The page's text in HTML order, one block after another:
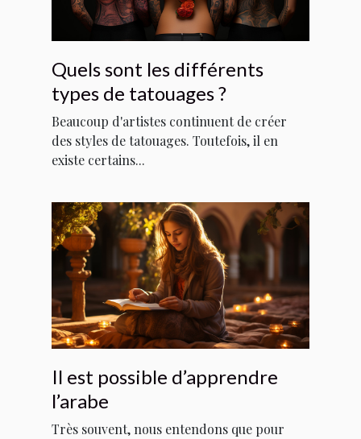
Quels sont les différents
types de tatouages ?
Beaucoup d'artistes continuent de créer
des styles de tatouages. Toutefois, il en
existe certains...
Il est possible d’apprendre
l’arabe
Très souvent, nous entendons que pour